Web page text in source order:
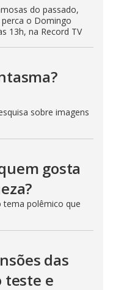
do passado,
o Domingo
13h, na Record TV
sobre imagens
gosta
tema polêmico que
das
teste e